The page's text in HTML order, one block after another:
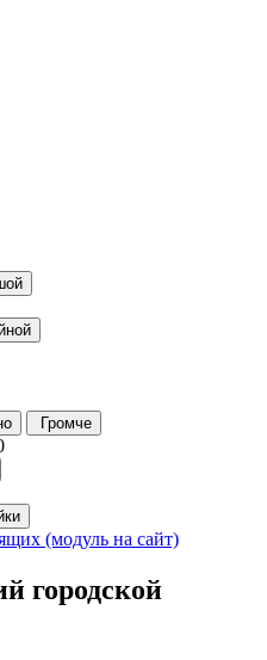
Громче
(модуль на сайт)
городской